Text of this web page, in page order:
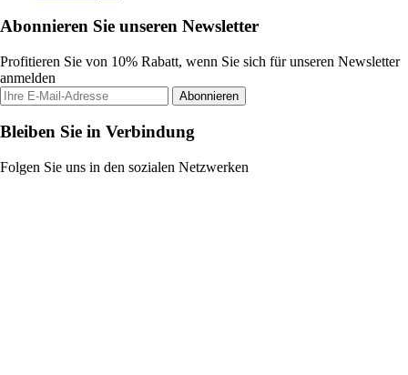
Abonnieren Sie unseren Newsletter
Profitieren Sie von 10% Rabatt, wenn Sie sich für unseren Newsletter
anmelden
Abonnieren
Bleiben Sie in Verbindung
Folgen Sie uns in den sozialen Netzwerken